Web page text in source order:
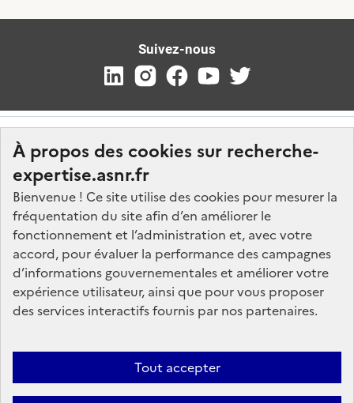
À propos des cookies sur recherche-
expertise.asnr.fr
Bienvenue ! Ce site utilise des cookies pour mesurer la
fréquentation du site afin d’en améliorer le
fonctionnement et l’administration et, avec votre
accord, pour évaluer la performance des campagnes
d’informations gouvernementales et améliorer votre
expérience utilisateur, ainsi que pour vous proposer
des services interactifs fournis par nos partenaires.
Tout accepter
Suivez-nous
Nos marchés
Nos offres d'emploi
FAQ
Glossaire
Plan du site